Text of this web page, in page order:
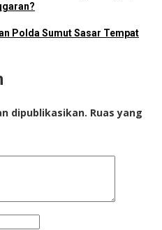
Polda Sumut Sasar Tempat
dipublikasikan. Ruas yang